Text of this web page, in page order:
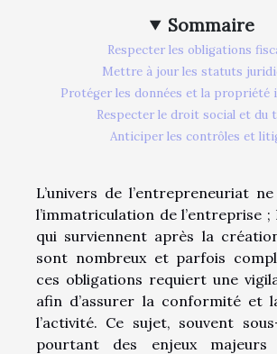
Sommaire
Respecter les obligations
Mettre à jour les statuts
Protéger les données et la propriété
Respecter le droit social et du
Anticiper les contrôles et
L’univers de l’entrepreneuriat
l’immatriculation de l’entreprise ;
qui surviennent après la
sont nombreux et parfois
ces obligations requiert une
afin d’assurer la conformité et
l’activité. Ce sujet, souvent
pourtant des enjeux majeurs